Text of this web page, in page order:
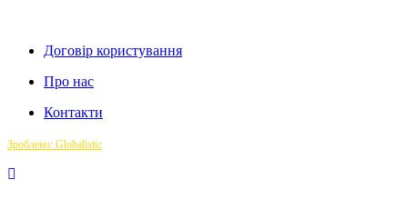
Договір користування
Про нас
Контакти
Зроблено: Globalistic